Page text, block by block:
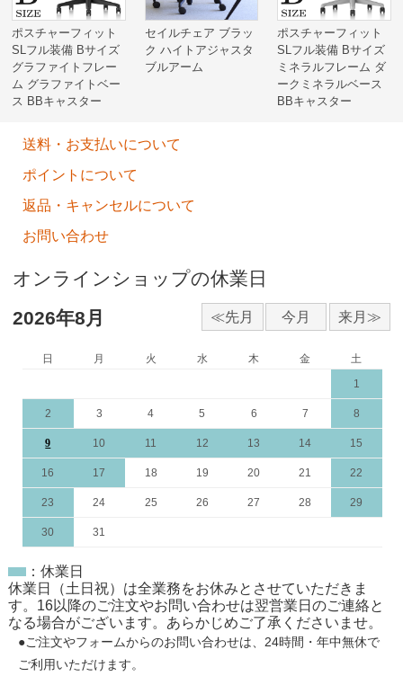
ポスチャーフィット
SLフル装備 Bサイズ
グラファイトフレー
ム グラファイトベー
ス BBキャスター
セイルチェア ブラッ
ク ハイトアジャスタ
ブルアーム
ポスチャーフィット
SLフル装備 Bサイズ
ミネラルフレーム ダ
ークミネラルベース
BBキャスター
送料・お支払いについて
ポイントについて
返品・キャンセルについて
お問い合わせ
オンラインショップの休業日
2026年8月
日 月 火 水 木 金
土
1
2 3 4 5 6 7 8
9 10 11 12 13 14 15
16 17 18 19 20 21 22
23 24 25 26 27 28 29
30 31
：休業日
休業日（土日祝）は全業務をお休みとさせていただきま
す。16以降のご注文やお問い合わせは翌営業日のご連絡と
なる場合がございます。あらかじめご了承くださいませ。
●ご注文やフォームからのお問い合わせは、 24時間・年中無休で
ご利用いただけます。